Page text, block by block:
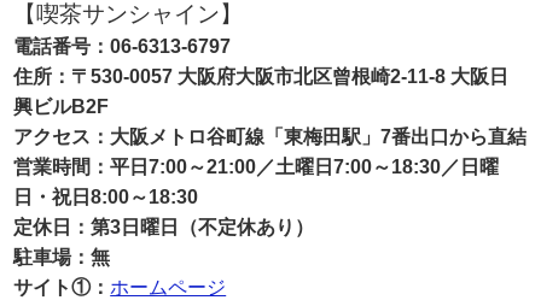
【喫茶サンシャイン】
電話番号：06-6313-6797
住所：〒530-0057 大阪府大阪市北区曾根崎2-11-8 大阪日
興ビルB2F
アクセス：大阪メトロ谷町線「東梅田駅」7番出口から直結
営業時間：平日7:00～21:00／土曜日7:00～18:30／日曜
日・祝日8:00～18:30
定休日：第3日曜日（不定休あり）
駐車場：無
サイト①： ホームページ